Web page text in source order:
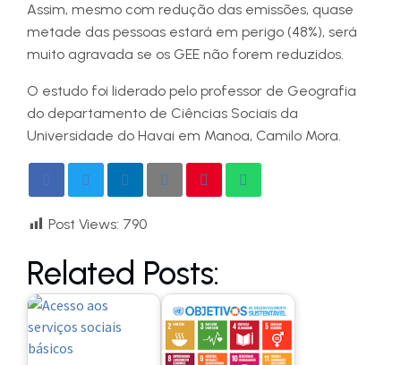
Assim, mesmo com redução das emissões, quase
metade das pessoas estará em perigo (48%), será
muito agravada se os GEE não forem reduzidos.
O estudo foi liderado pelo professor de Geografia
do departamento de Ciências Sociais da
Universidade do Havai em Manoa, Camilo Mora.
Post Views: 790
Related Posts: